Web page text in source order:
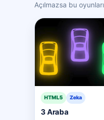
Açılmazsa bu
HTML5 Zeka
3 Araba